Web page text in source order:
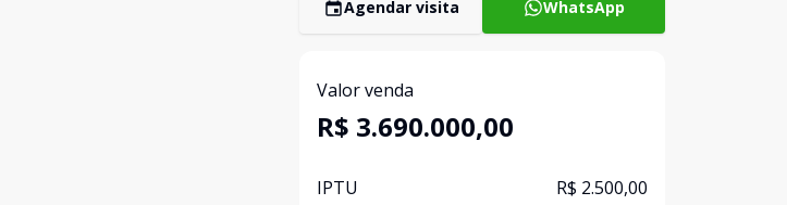
Agendar visita WhatsApp
Valor venda
R$ 3.690.000,00
IPTU R$ 2.500,00